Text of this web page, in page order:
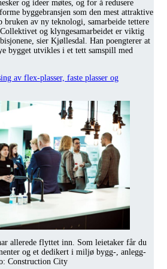
og ideer møtes, og for å redusere
byggebransjen som den mest attraktive
bruken av ny teknologi, samarbeide tettere
og klyngesamarbeidet er viktig
sier Kjøllesdal. Han poengterer at
bygget utvikles i et tett samspill med
av flex-plasser, faste plasser og
allerede flyttet inn. Som leietaker får du
og et dedikert i miljø bygg-, anlegg-
Construction City